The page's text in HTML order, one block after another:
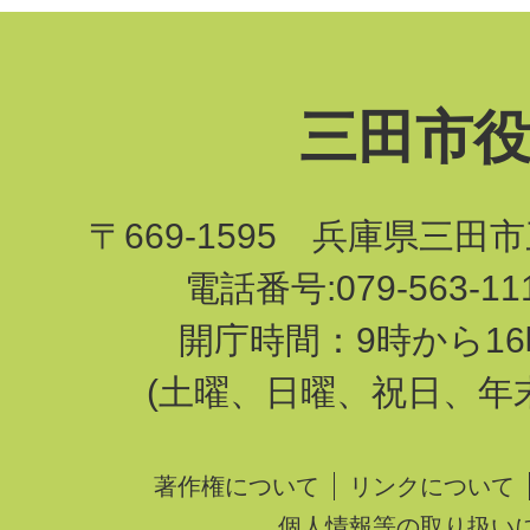
三田市
〒669-1595 兵庫県三田市
電話番号:079-563-
開庁時間：9時から
(土曜、日曜、祝日、年
著作権について
リンクについて